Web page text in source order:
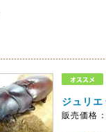
ジュリ
販売価格